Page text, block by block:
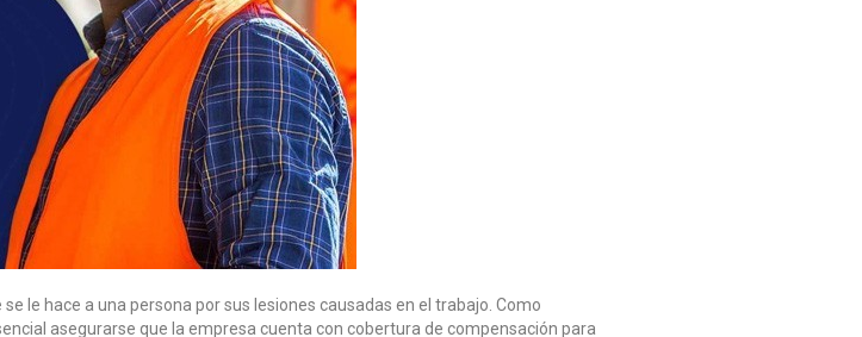
le hace a una persona por sus lesiones causadas en el trabajo. Como
asegurarse que la empresa cuenta con cobertura de compensación para